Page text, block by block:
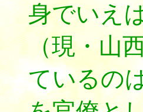
身でいえ
（現・山
ているの